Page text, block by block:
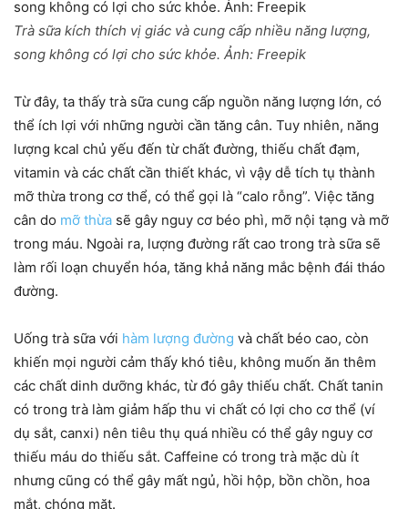
Trà sữa kích thích vị giác và cung cấp nhiều năng lượng,
song không có lợi cho sức khỏe. Ảnh: Freepik
Từ đây, ta thấy trà sữa cung cấp nguồn năng lượng lớn, có
thể ích lợi với những người cần tăng cân. Tuy nhiên, năng
lượng kcal chủ yếu đến từ chất đường, thiếu chất đạm,
vitamin và các chất cần thiết khác, vì vậy dễ tích tụ thành
mỡ thừa trong cơ thể, có thể gọi là “calo rỗng”. Việc tăng
cân do mỡ thừa sẽ gây nguy cơ béo phì, mỡ nội tạng và mỡ
trong máu. Ngoài ra, lượng đường rất cao trong trà sữa sẽ
làm rối loạn chuyển hóa, tăng khả năng mắc bệnh đái tháo
đường.
Uống trà sữa với hàm lượng đường và chất béo cao, còn
khiến mọi người cảm thấy khó tiêu, không muốn ăn thêm
các chất dinh dưỡng khác, từ đó gây thiếu chất. Chất tanin
có trong trà làm giảm hấp thu vi chất có lợi cho cơ thể (ví
dụ sắt, canxi) nên tiêu thụ quá nhiều có thể gây nguy cơ
thiếu máu do thiếu sắt. Caffeine có trong trà mặc dù ít
nhưng cũng có thể gây mất ngủ, hồi hộp, bồn chồn, hoa
mắt, chóng mặt.